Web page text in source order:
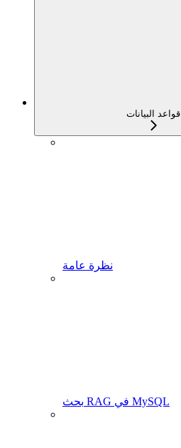
قواعد البيانات
نظرة عامة
بحث RAG في MySQL